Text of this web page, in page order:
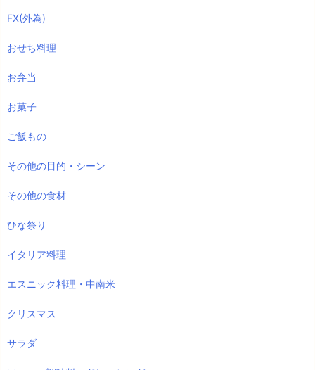
FX(外為)
おせち料理
お弁当
お菓子
ご飯もの
その他の目的・シーン
その他の食材
ひな祭り
イタリア料理
エスニック料理・中南米
クリスマス
サラダ